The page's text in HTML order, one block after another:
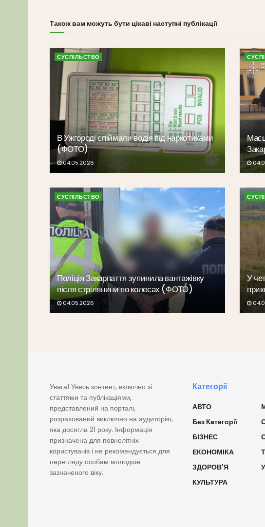
Також вам можуть бути цікаві наступні публікації
СУСПІЛЬСТВО
В Ужгороді спіймали водія під наркотиками
(ФОТО)
04.05.2026
СУСПІЛЬСТВО
Поліція Закарпаття зупинила вантажівку
після стрілянини по колесах (ФОТО)
04.05.2026
У
Увага! Увесь контент, включно зі
статтями та публікаціями,
представлений на порталі,
розрахований виключно на аудиторію,
яка досягла 21 року. Інформація
призначена для повнолітніх
користувачів і не рекомендується для
перегляду особам молодше
зазначеного віку.
Категорії
АВТО
Без Категорії
БІЗНЕС
ЕКОНОМІКА
ЗДОРОВ'Я
КУЛЬТУРА